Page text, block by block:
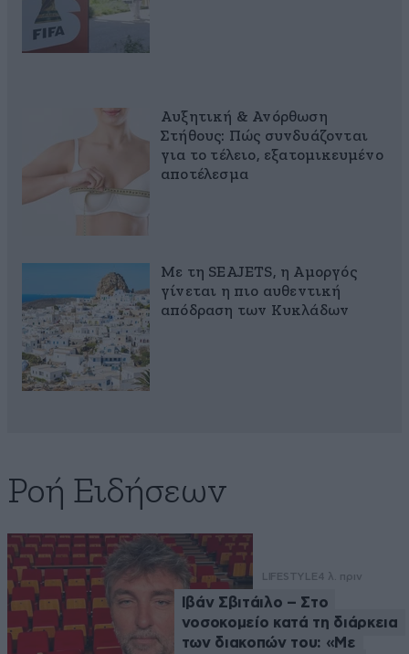
Αυξητική & Ανόρθωση
Στήθους: Πώς συνδυάζονται
για το τέλειο, εξατομικευμένο
αποτέλεσμα
Με τη SEAJETS, η Αμοργός
γίνεται η πιο αυθεντική
απόδραση των Κυκλάδων
Ροή Ειδήσεων
LIFESTYLE4 λ. πριν
Ιβάν Σβιτάιλο – Στο
νοσοκομείο κατά τη διάρκεια
των διακοπών του: «Με